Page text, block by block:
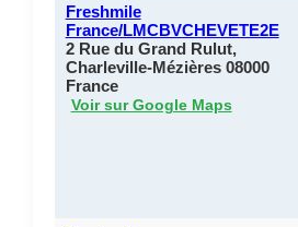
Freshmile
France/LMCBVCHEVETE2E
2 Rue du Grand Rulut,
Charleville-Mézières 08000
France
Voir sur Google Maps